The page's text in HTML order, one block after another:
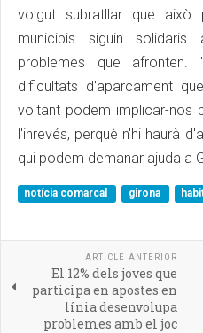
volgut subratllar que això
municipis siguin
problemes que afronten.
dificultats d'aparcament
voltant podem implicar-nos
l'inrevés, perquè n'hi haurà
qui podem demanar ajuda a
notícia comarcal girona
ARTICLE ANTERIOR
El 12% dels joves que
participa en apostes en
línia desenvolupa
problemes amb el joc